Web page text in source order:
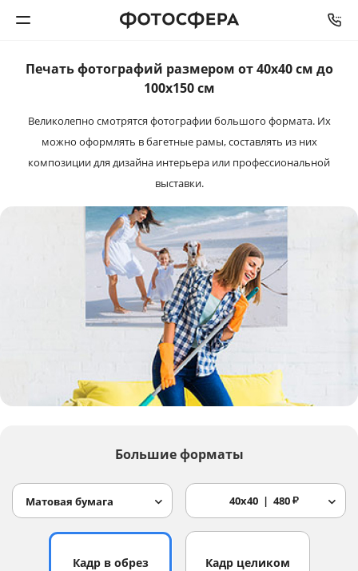
Фотокниги
Календари
Интерьерная печать
Багетная мастерская
Услуги и сервис
Печать фотографий размером от 40х40 см до
100x150 см
Великолепно смотрятся фотографии большого формата. Их
можно оформлять в багетные рамы, составлять из них
композиции для дизайна интерьера или профессиональной
выставки.
Большие форматы
Матовая бумага 40x40 480₽
Кадр в обрез Кадр целиком